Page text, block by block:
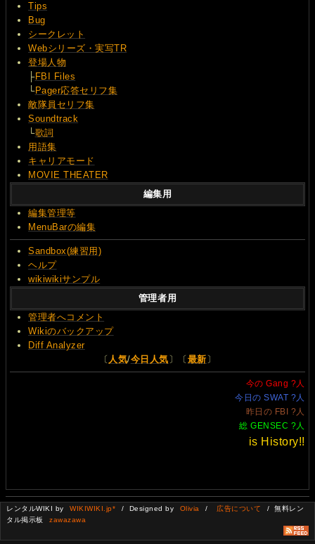
Tips
Bug
シークレット
Webシリーズ・実写TR
登場人物
├FBI Files
└Pager応答セリフ集
敵隊員セリフ集
Soundtrack
└歌詞
用語集
キャリアモード
MOVIE THEATER
編集用
編集管理等
MenuBarの編集
Sandbox(練習用)
ヘルプ
wikiwikiサンプル
管理者用
管理者へコメント
Wikiのバックアップ
Diff Analyzer
〔 人気/今日人気 〕〔 最新 〕
今の Gang ?人
今日の SWAT ?人
昨日の FBI ?人
総 GENSEC ?人
is History!!
レンタルWIKI by WIKIWIKI.jp* / Designed by Olivia / 広告について
/ 無料レン
タル掲示板
zawazawa